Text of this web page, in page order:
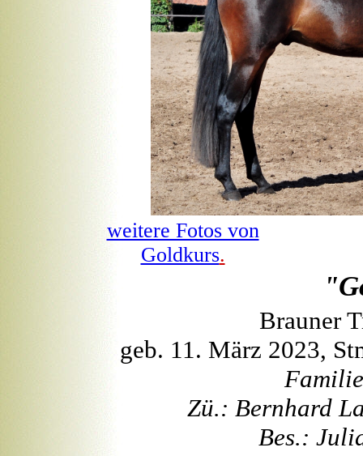
weitere Fotos von
Goldkurs.
Brauner
geb. 11. März 2023,
Zü.: Bernhard
Bes.: